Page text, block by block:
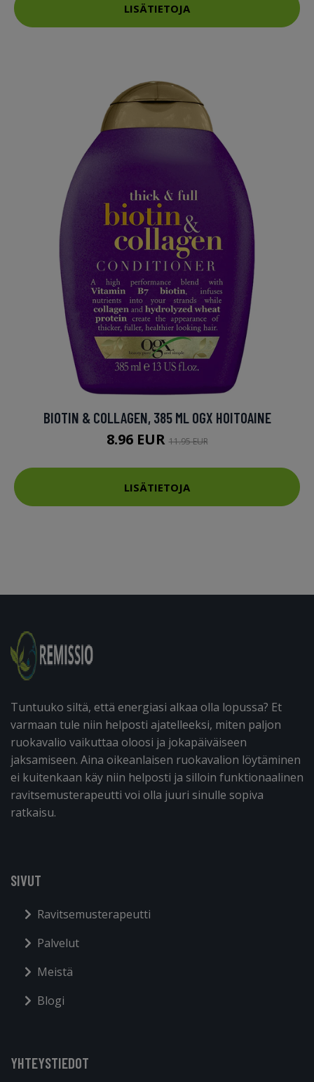
LISÄTIETOJA
BIOTIN & COLLAGEN, 385 ML OGX HOITOAINE
8.96 EUR11.95 EUR
LISÄTIETOJA
Tuntuuko siltä, että energiasi alkaa olla lopussa? Et
varmaan tule niin helposti ajatelleeksi, miten paljon
ruokavalio vaikuttaa oloosi ja jokapäiväiseen
jaksamiseen. Aina oikeanlaisen ruokavalion löytäminen
ei kuitenkaan käy niin helposti ja silloin funktionaalinen
ravitsemusterapeutti voi olla juuri sinulle sopiva
ratkaisu.
SIVUT
Ravitsemusterapeutti
Palvelut
Meistä
Blogi
YHTEYSTIEDOT